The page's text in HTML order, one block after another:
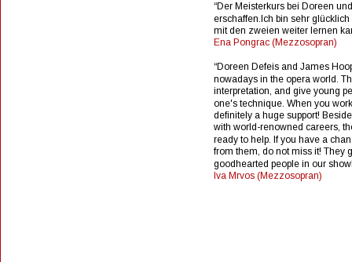
“Der Meisterkurs bei Doreen
erschaffen.Ich bin sehr
mit den zweien weiter lernen
Ena Pongrac (Mezzosopran)
“Doreen Defeis and James
nowadays in the opera world.
interpretation, and give young
one's technique. When you
definitely a huge support!
with world-renowned careers,
ready to help. If you have a
from them, do not miss it! They
goodhearted people in our
Iva Mrvos (Mezzosopran)